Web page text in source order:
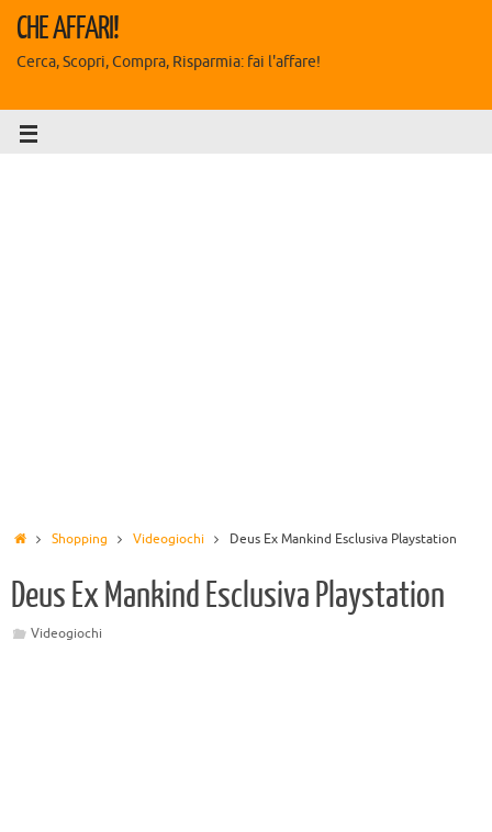
CHE AFFARI!
Cerca, Scopri, Compra, Risparmia: fai l'affare!
Shopping Videogiochi Deus Ex Mankind Esclusiva Playstation
Deus Ex Mankind Esclusiva Playstation
Videogiochi